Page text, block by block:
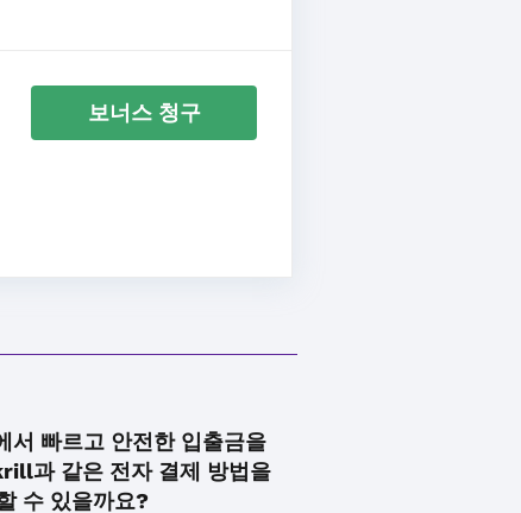
보너스 청구
서 빠르고 안전한 입출금을
과 같은 전자 결제 방법을
수 있을까요?